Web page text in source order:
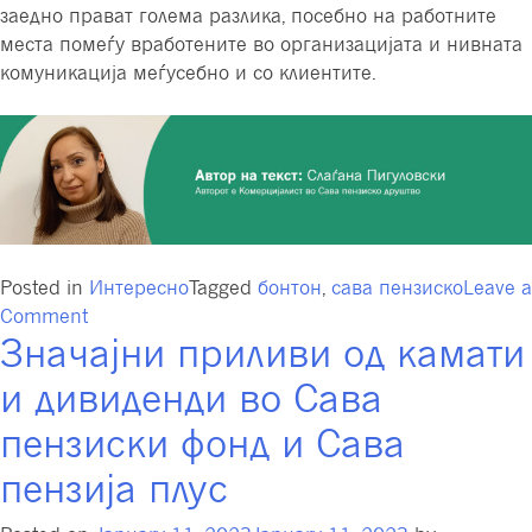
заедно прават голема разлика, посебно на работните
места помеѓу вработените во организацијата и нивната
комуникација меѓусебно и со клиентите.
Posted in ИнтересноTagged бонтон, сава пензискоLeave a
Commenton
Деловен
бонтон,
грешки
како
да
ги
Значајни приливи од камати
и дивиденди во Сава
пензиски фонд и Сава
пензија плус